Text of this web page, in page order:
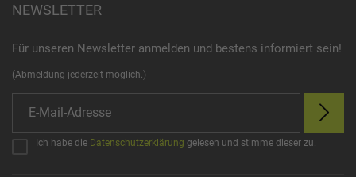
NEWSLETTER
Für unseren Newsletter anmelden und bestens informiert sein!
(Abmeldung jederzeit möglich.)
Ich habe die Datenschutzerklärung gelesen und stimme dieser zu.